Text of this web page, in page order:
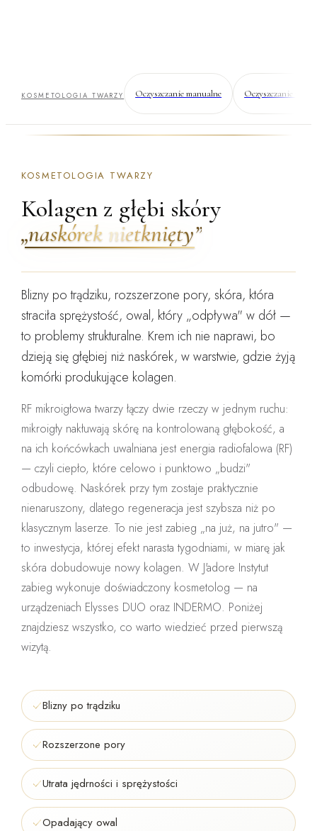
KOSMETOLOGIA TWARZY Oczyszczanie manualne Oczyszczanie
KOSMETOLOGIA TWARZY
Kolagen z głębi skóry
„naskórek nietknięty”
Blizny po trądziku, rozszerzone pory, skóra, która
straciła sprężystość, owal, który „odpływa" w dół —
to problemystrukturalne. Krem ich nie naprawi, bo
dzieją się głębiej niż naskórek, w warstwie, gdzie żyją
komórki produkujące kolagen.
RF mikroigłowa twarzy łączy dwie rzeczy w jednym ruchu:
mikroigły nakłuwają skórę na kontrolowaną głębokość, a
na ich końcówkach uwalniana jest energia radiofalowa (RF)
— czyli ciepło, które celowo i punktowo „budzi"
odbudowę. Naskórek przy tym zostaje praktycznie
nienaruszony, dlatego regeneracja jest szybsza niż po
klasycznym laserze. To nie jest zabieg „na już, na jutro" —
to inwestycja, której efekt narasta tygodniami, w miarę jak
skóra dobudowuje nowy kolagen. W J'adore Instytut
zabieg wykonuje doświadczony kosmetolog — na
urządzeniach Elysses DUO oraz INDERMO. Poniżej
znajdziesz wszystko, co warto wiedzieć przed pierwszą
wizytą.
Blizny po trądziku
Rozszerzone pory
Utrata jędrności i sprężystości
Opadający owal